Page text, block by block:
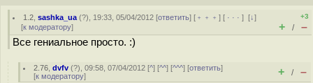
1.2 ,sashka_ua (?), 19:33, 05/04/2012 [ответить] [ ﹢﹢﹢] [ · · ·][↓]
[к модератору]
+3
+ / –
Все гениальное просто. :)
2.76 ,dvfv (?), 09:58, 07/04/2012 [^] [^^] [^^^] [ответить]
[к модератору] + / –